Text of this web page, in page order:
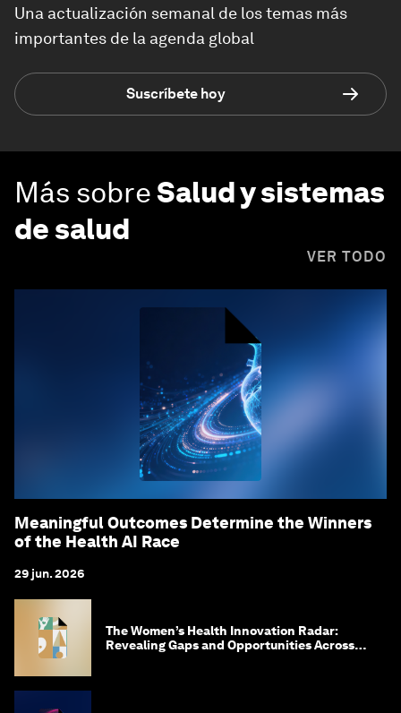
Una actualización semanal de los temas más
importantes de la agenda global
Suscríbete hoy
Más sobreSalud y sistemas
de salud
VER TODO
Meaningful Outcomes Determine the Winners
of the Health AI Race
29 jun. 2026
The Women’s Health Innovation Radar:
Revealing Gaps and Opportunities Across